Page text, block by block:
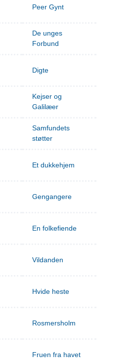
Peer Gynt
De unges
Forbund
Digte
Kejser og
Galilæer
Samfundets
støtter
Et dukkehjem
Gengangere
En folkefiende
Vildanden
Hvide heste
Rosmersholm
Fruen fra havet